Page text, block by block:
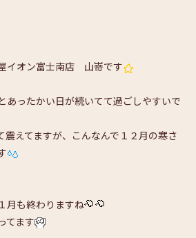
イオン富士南店 山嵜です
あったかい日が続いてて過ごしやすいで
震えてますが、こんなんで１２月の寒さ
月も終わりますね
てます